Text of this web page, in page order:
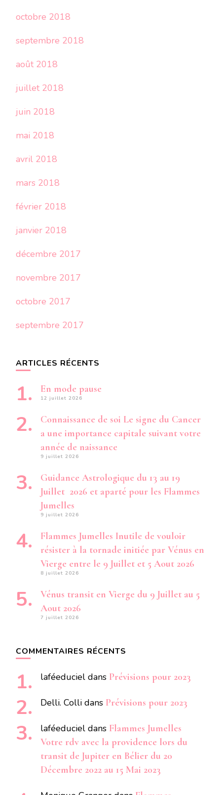
octobre 2018
septembre 2018
août 2018
juillet 2018
juin 2018
mai 2018
avril 2018
mars 2018
février 2018
janvier 2018
décembre 2017
novembre 2017
octobre 2017
septembre 2017
ARTICLES RÉCENTS
En mode pause
12 juillet 2026
Connaissance de soi Le signe du Cancer
a une importance capitale suivant votre
année de naissance
9 juillet 2026
Guidance Astrologique du 13 au 19
Juillet 2026 et aparté pour les Flammes
Jumelles
9 juillet 2026
Flammes Jumelles Inutile de vouloir
résister à la tornade initiée par Vénus en
Vierge entre le 9 Juillet et 5 Aout 2026
8 juillet 2026
Vénus transit en Vierge du 9 Juillet au 5
Aout 2026
7 juillet 2026
COMMENTAIRES RÉCENTS
laféeduciel dans Prévisions pour 2023
Delli. Colli dans Prévisions pour 2023
laféeduciel dans Flammes Jumelles
Votre rdv avec la providence lors du
transit de Jupiter en Bélier du 20
Décembre 2022 au 15 Mai 2023